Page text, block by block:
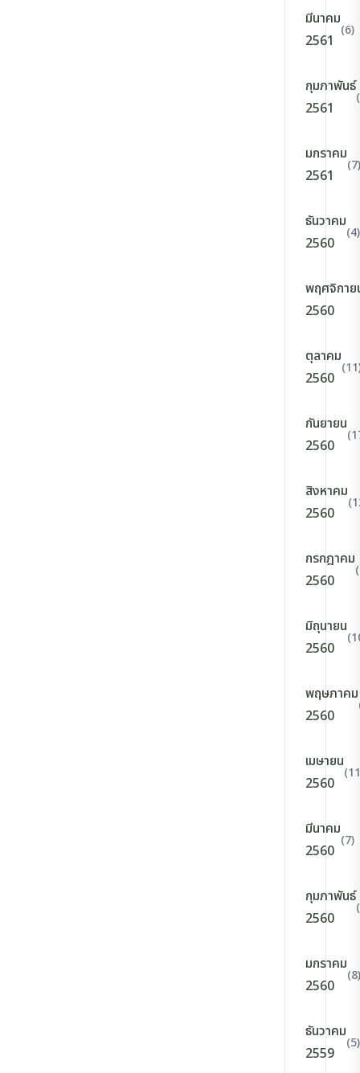
มีนาคม
2561
(6)
กุมภาพันธ์
2561
มกราคม
2561
(7)
ธันวาคม
2560
(4)
พฤศจิกาย
2560
ตุลาคม
2560
กันยายน
2560
สิงหาคม
2560
กรกฎาคม
2560
มิถุนายน
2560
พฤษภาคม
2560
เมษายน
2560
มีนาคม
2560
(7)
กุมภาพันธ์
2560
มกราคม
2560
(8)
ธันวาคม
2559
(5)